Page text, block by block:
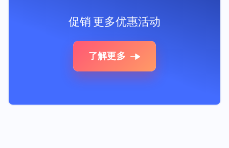
促销 更多优惠活动
了解更多